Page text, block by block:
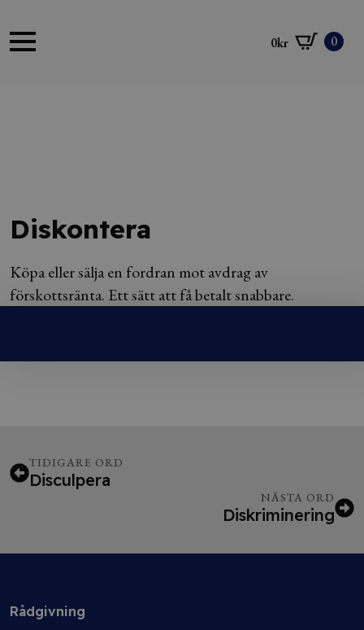
0kr 0
Diskontera
Köpa eller sälja en fordran mot avdrag av
förskottsränta. Ett sätt att få betalt snabbare.
TIDIGARE ORD
Disculpera
NÄSTA ORD
Diskriminering
Rådgivning